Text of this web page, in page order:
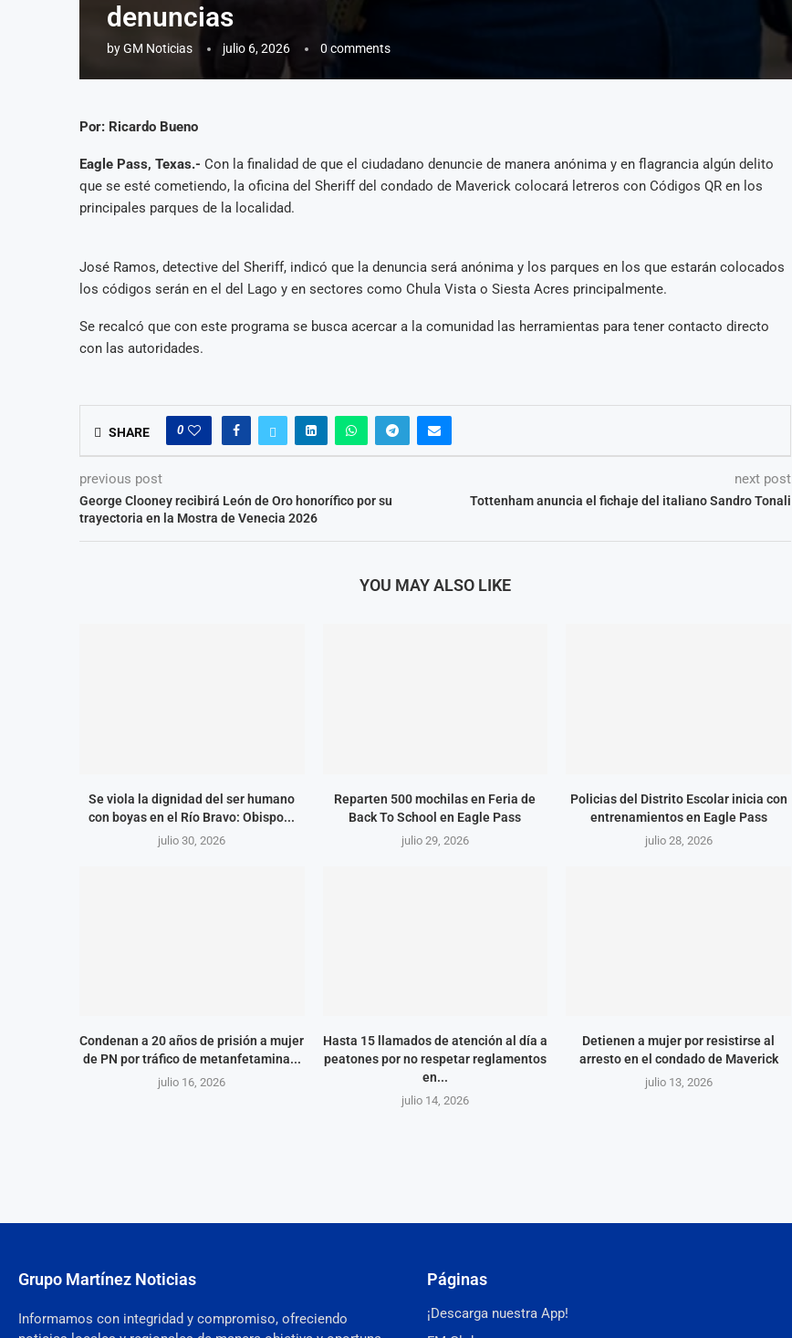
denuncias
byGM Noticias julio 6, 2026 0 comments
Por: Ricardo Bueno
Eagle Pass, Texas.- Con la finalidad de que el ciudadano denuncie de manera anónima y en flagrancia algún delito
que se esté cometiendo, la oficina del Sheriff del condado de Maverick colocará letreros con Códigos QR en los
principales parques de la localidad.
José Ramos, detective del Sheriff, indicó que la denuncia será anónima y los parques en los que estarán colocados
los códigos serán en el del Lago y en sectores como Chula Vista o Siesta Acres principalmente.
Se recalcó que con este programa se busca acercar a la comunidad las herramientas para tener contacto directo
con las autoridades.
SHARE 0
previous post
George Clooney recibirá León de Oro honorífico por su
trayectoria en la Mostra de Venecia 2026
next post
Tottenham anuncia el fichaje del italiano Sandro Tonali
YOU MAY ALSO LIKE
Se viola la dignidad del ser humano
con boyas en el Río Bravo: Obispo...
julio 30, 2026
Reparten 500 mochilas en Feria de
Back To School en Eagle Pass
julio 29, 2026
Policias del Distrito Escolar inicia con
entrenamientos en Eagle Pass
julio 28, 2026
Condenan a 20 años de prisión a mujer
de PN por tráfico de metanfetamina...
julio 16, 2026
Hasta 15 llamados de atención al día a
peatones por no respetar reglamentos
en...
julio 14, 2026
Detienen a mujer por resistirse al
arresto en el condado de Maverick
julio 13, 2026
Grupo Martínez Noticias
Informamos con integridad y compromiso, ofreciendo
Páginas
¡Descarga nuestra App!